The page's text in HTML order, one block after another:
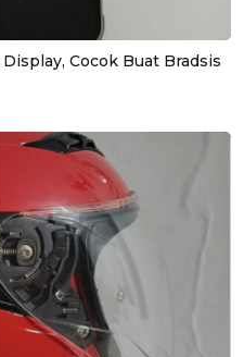
Cocok Buat Bradsis